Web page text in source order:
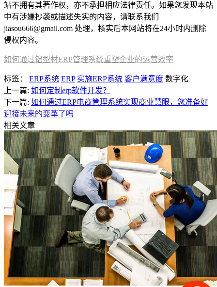
站不拥有其著作权，亦不承担相应法律责任。如果您发现本站
中有涉嫌抄袭或描述失实的内容，请联系我们
jiasou666@gmail.com 处理，核实后本网站将在24小时内删除
侵权内容。
如何通过铝型材ERP管理系统重塑企业的运营效率
标签： ERP系统 ERP 实施ERP系统 客户满意度 数字化
上一篇: 如何定制erp软件开发？
下一篇: 如何通过ERP电商管理系统实现商业慧眼，您准备好
迎接未来的变革了吗
相关文章